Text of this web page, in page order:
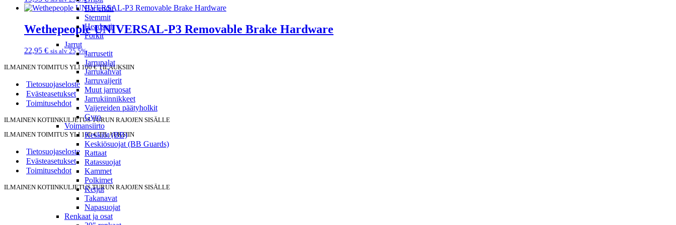
Bar endit
Stemmit
Headsetit
Forkit
Jarrut
Jarrusetit
Jarrupalat
Jarrukahvat
Jarruvaijerit
Muut jarruosat
Jarrukiinnikkeet
Vaijereiden päätyholkit
Gyro
Voimansiirto
Keskiöt (BB)
Keskiösuojat (BB Guards)
Rattaat
Ratassuojat
Kammet
Polkimet
Ketjut
Takanavat
Napasuojat
Renkaat ja osat
Wethepeople UNIVERSAL-P3 Removable Brake Hardware
22,95 € sis alv 25,5%
ILMAINEN TOIMITUS YLI 100 € TILAUKSIIN
Tietosuojaseloste
Evästeasetukset
Toimitusehdot
ILMAINEN KOTIINKULJETUS TURUN RAJOJEN SISÄLLE
ILMAINEN TOIMITUS YLI 100 € TILAUKSIIN
Tietosuojaseloste
Evästeasetukset
Toimitusehdot
ILMAINEN KOTIINKULJETUS TURUN RAJOJEN SISÄLLE